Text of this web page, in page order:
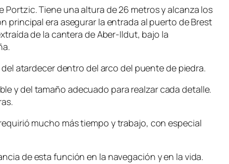
Tiene una altura de 26 metros y alcanza los
principal era asegurar la entrada al puerto de Brest
de la cantera de Aber-Ildut, bajo la
atardecer dentro del arco del puente de piedra.
y del tamaño adecuado para realzar cada detalle.
mucho más tiempo y trabajo, con especial
de esta función en la navegación y en la vida.